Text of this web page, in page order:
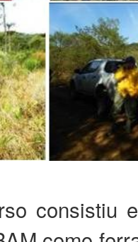
consistiu